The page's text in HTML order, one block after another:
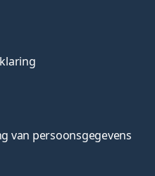
van persoonsgegevens